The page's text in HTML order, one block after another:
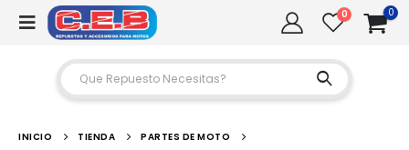
0 0
INICIO TIENDA
PARTES DE MOTO